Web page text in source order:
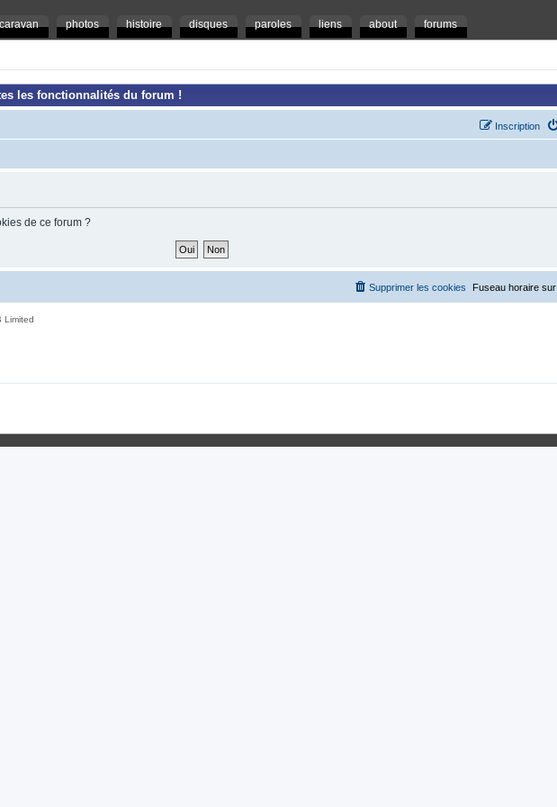
caravan photos histoire disques paroles liens about forums
les fonctionnalités du forum !
Inscription
de ce forum ?
Fuseau horaire sur
Supprimer les cookies
Limited